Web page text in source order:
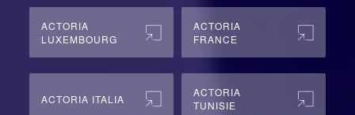
ACTORIA
LUXEMBOURG
ACTORIA
FRANCE
ACTORIA ITALIA
ACTORIA
TUNISIE